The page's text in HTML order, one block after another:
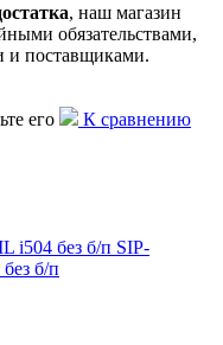
, наш магазин
обязательствами,
и поставщиками.
его
К сравнению
SIP-
б/п